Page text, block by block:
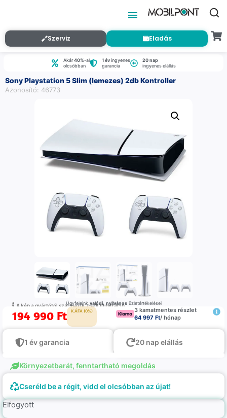
Szerviz Eladás
Akár40%-al
olcsóbban
1 évingyenes
garancia
20 nap
ingyenes elállás
Sony Playstation 5 Slim (lemezes) 2db Kontroller
Azonosító: 46773
A kép a gyártótól származik, csak illustráció
Ügyfeleink valódi, nyilvánosüzletértékelései
194 990 Ft K.ÁFA (0%)
3 kamatmentes részlet
64 997 Ft/ hónap
1 év garancia 20 nap elállás
Környezetbarát, fenntartható megoldás
Cseréld be a régit, vidd el olcsóbban az újat!
Elfogyott